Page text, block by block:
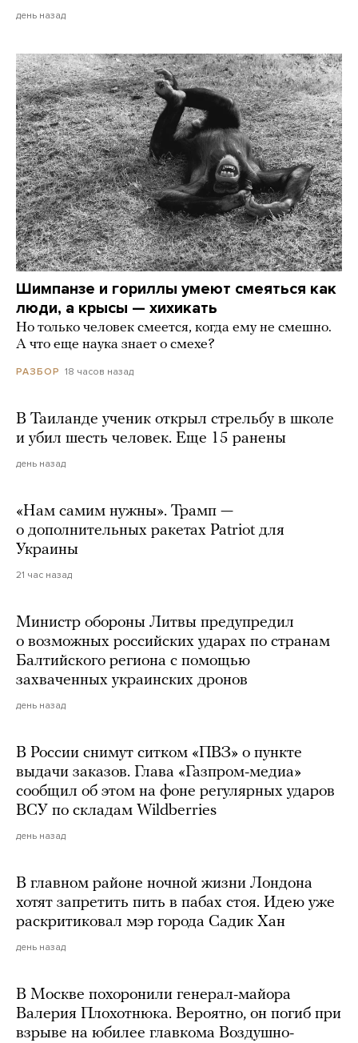
день назад
Шимпанзе и гориллы умеют смеяться как
люди, а крысы — хихикать
Но только человек смеется, когда ему не смешно.
А что еще наука знает о смехе?
РАЗБОР 18 часов назад
В Таиланде ученик открыл стрельбу в школе
и убил шесть человек. Еще 15 ранены
день назад
«Нам самим нужны». Трамп —
о дополнительных ракетах Patriot для
Украины
21 час назад
Министр обороны Литвы предупредил
о возможных российских ударах по странам
Балтийского региона с помощью
захваченных украинских дронов
день назад
В России снимут ситком «ПВЗ» о пункте
выдачи заказов. Глава «Газпром-медиа»
сообщил об этом на фоне регулярных ударов
ВСУ по складам Wildberries
день назад
В главном районе ночной жизни Лондона
хотят запретить пить в пабах стоя. Идею уже
раскритиковал мэр города Садик Хан
день назад
В Москве похоронили генерал-майора
Валерия Плохотнюка. Вероятно, он погиб при
взрыве на юбилее главкома Воздушно-